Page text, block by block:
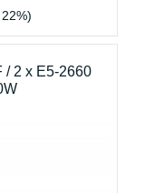
/ 2 x E5-2660